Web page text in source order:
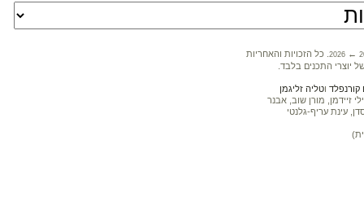
2026 ←
. כל הזכויות והאחריות
יוצרי התכנים בלבד.
וטליה זליגמן
זיידמן, מורן שוב, אבנר
עינת עריף-גלנטי